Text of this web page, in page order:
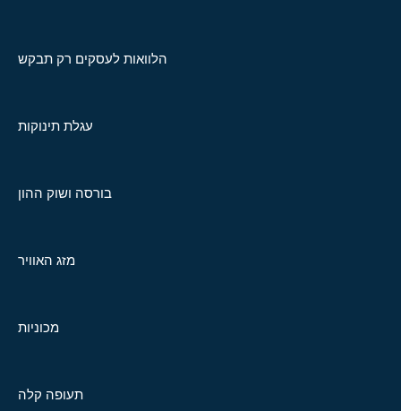
הלוואות לעסקים רק תבקש
עגלת תינוקות
בורסה ושוק ההון
מזג האוויר
מכוניות
תעופה קלה